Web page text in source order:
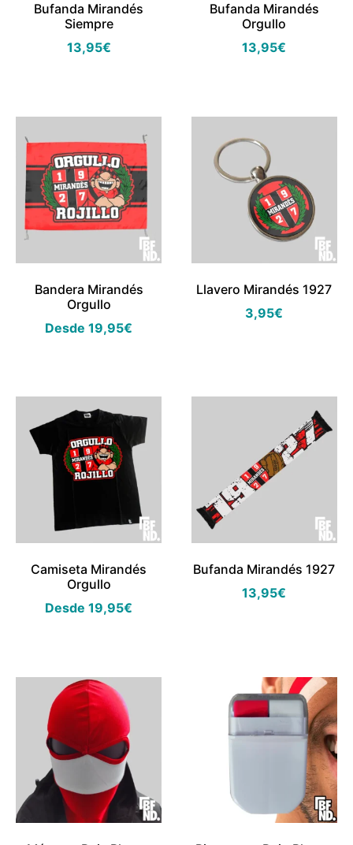
Bufanda Mirandés
Siempre
13,95€
Bufanda Mirandés
Orgullo
13,95€
Bandera Mirandés
Orgullo
Desde19,95€
Llavero Mirandés 1927
3,95€
Camiseta Mirandés
Orgullo
Desde19,95€
Bufanda Mirandés 1927
13,95€